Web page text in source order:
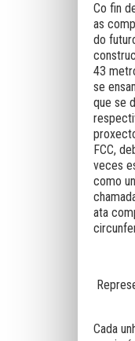
Co fin
as
do
43
se
que se
FCC,
veces
como
ata
Cada